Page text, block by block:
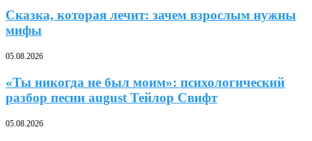
Сказка, которая лечит: зачем взрослым нужны
мифы
05.08.2026
«Ты никогда не был моим»: психологический
разбор песни august Тейлор Свифт
05.08.2026